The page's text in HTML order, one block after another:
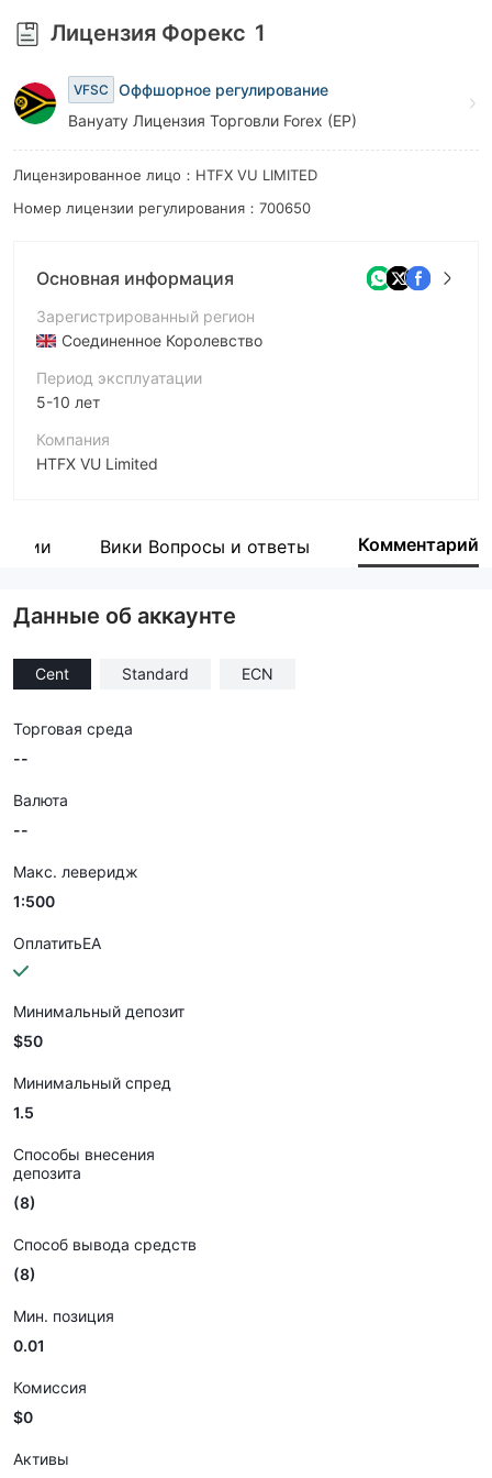
8
9
9
Лицензия Форекс 1
VFSC
Оффшорное регулирование
Вануату Лицензия Торговли Forex (EP)
Лицензированное лицо：HTFX VU LIMITED
Номер лицензии регулирования：700650
Основная информация
Зарегистрированный регион
Соединенное Королевство
Период эксплуатации
5-10 лет
Компания
HTFX VU Limited
Сотрудник компании
Вики Вопросы и ответы Комментарий
Данные об аккаунте
Cent Standard ECN
Торговая среда
--
Валюта
--
Макс. леверидж
1:500
ОплатитьEA
Минимальный депозит
$50
Минимальный спред
1.5
Способы внесения
депозита
(8)
Способ вывода средств
(8)
Мин. позиция
0.01
Комиссия
$0
Активы